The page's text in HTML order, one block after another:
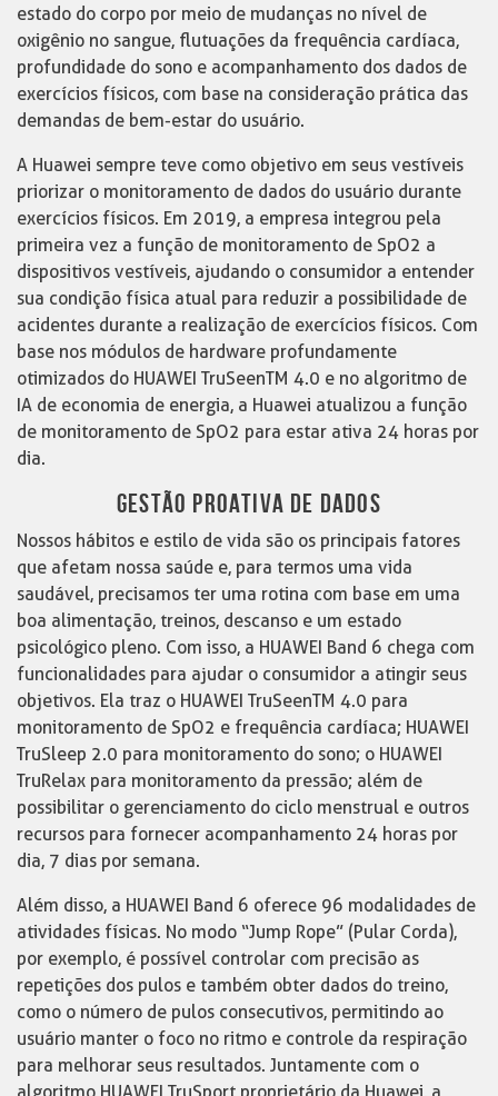
estado do corpo por meio de mudanças no nível de
oxigênio no sangue, flutuações da frequência cardíaca,
profundidade do sono e acompanhamento dos dados de
exercícios físicos, com base na consideração prática das
demandas de bem-estar do usuário.
A Huawei sempre teve como objetivo em seus vestíveis
priorizar o monitoramento de dados do usuário durante
exercícios físicos. Em 2019, a empresa integrou pela
primeira vez a função de monitoramento de SpO2 a
dispositivos vestíveis, ajudando o consumidor a entender
sua condição física atual para reduzir a possibilidade de
acidentes durante a realização de exercícios físicos. Com
base nos módulos de hardware profundamente
otimizados do HUAWEI TruSeenTM 4.0 e no algoritmo de
IA de economia de energia, a Huawei atualizou a função
de monitoramento de SpO2 para estar ativa 24 horas por
dia.
GESTÃO PROATIVA DE DADOS
Nossos hábitos e estilo de vida são os principais fatores
que afetam nossa saúde e, para termos uma vida
saudável, precisamos ter uma rotina com base em uma
boa alimentação, treinos, descanso e um estado
psicológico pleno. Com isso, a HUAWEI Band 6 chega com
funcionalidades para ajudar o consumidor a atingir seus
objetivos. Ela traz o HUAWEI TruSeenTM 4.0 para
monitoramento de SpO2 e frequência cardíaca; HUAWEI
TruSleep 2.0 para monitoramento do sono; o HUAWEI
TruRelax para monitoramento da pressão; além de
possibilitar o gerenciamento do ciclo menstrual e outros
recursos para fornecer acompanhamento 24 horas por
dia, 7 dias por semana.
Além disso, a HUAWEI Band 6 oferece 96 modalidades de
atividades físicas. No modo “Jump Rope” (Pular Corda),
por exemplo, é possível controlar com precisão as
repetições dos pulos e também obter dados do treino,
como o número de pulos consecutivos, permitindo ao
usuário manter o foco no ritmo e controle da respiração
para melhorar seus resultados. Juntamente com o